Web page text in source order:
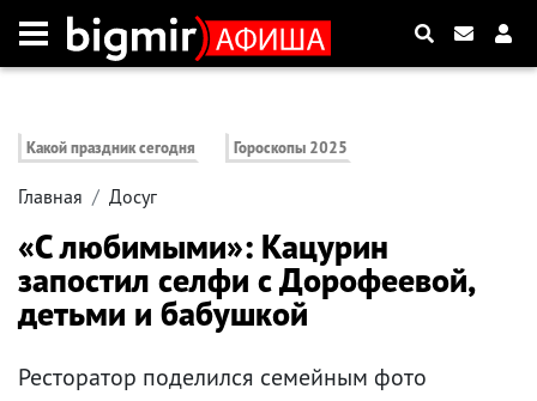
Какой праздник сегодня Гороскопы 2025
Главная Досуг
«С любимыми»: Кацурин
запостил селфи с Дорофеевой,
детьми и бабушкой
Ресторатор поделился семейным фото